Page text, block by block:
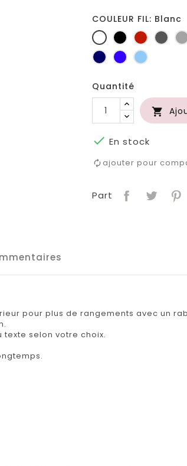
COULEUR FIL: Blanc
BlancNoir RougeGris
foncé
MarineBleu
roi
Bleu
Quantité

 En stock
ajouter pour
Part
pour plus de rangements avec un
selon votre choix.